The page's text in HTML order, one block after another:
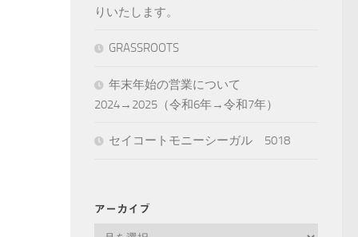
りいたします。
GRASSROOTS
年末年始の営業について
2024→2025（令和6年→令和7年）
セイコートモニーシーガル 5018
アーカイブ